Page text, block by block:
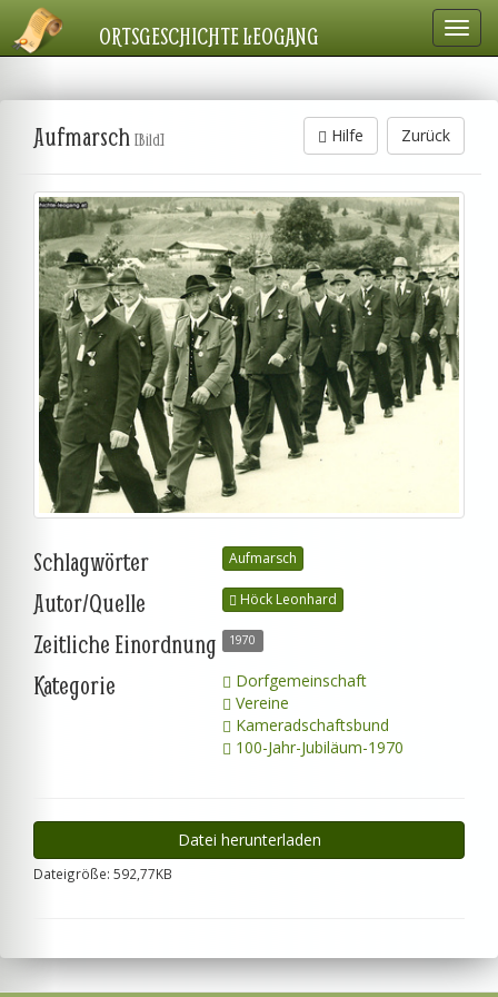
ORTSGESCHICHTE LEOGANG
Zurück
Hilfe
Aufmarsch [Bild]
Schlagwörter Aufmarsch
Autor/Quelle Höck Leonhard
Zeitliche Einordnung 1970
Kategorie
Dorfgemeinschaft
Vereine
Kameradschaftsbund
100-Jahr-Jubiläum-1970
Datei herunterladen
Dateigröße: 592,77KB